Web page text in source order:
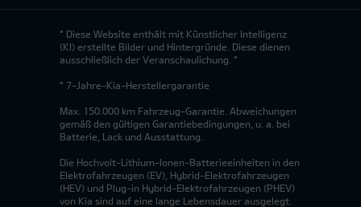
* Diese Website enthält mit Künstlicher Intelligenz
(KI) erstellte Bilder und Hintergründe. Diese dienen
ausschließlich der Veranschaulichung. *
* 7-Jahre-Kia-Herstellergarantie
Max. 150.000 km Fahrzeug-Garantie. Abweichungen
gemäß den gültigen Garantiebedingungen, u. a. bei
Batterie, Lack und Ausstattung.
Die Hochvolt-Lithium-Ionen-Batterieeinheiten in den
Elektrofahrzeugen (EV), Hybrid-Elektrofahrzeugen
(HEV) und Plug-in Hybrid-Elektrofahrzeugen (PHEV)
von Kia sind auf eine lange Lebensdauer ausgelegt.